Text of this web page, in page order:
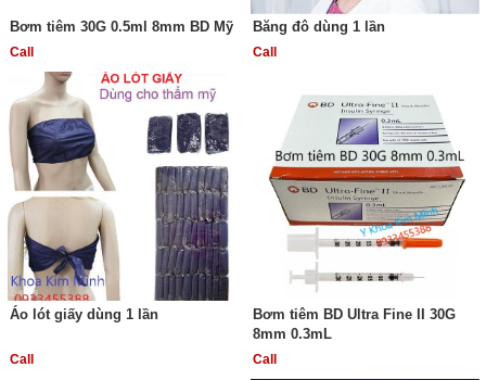
Bơm tiêm 30G 0.5ml 8mm BD Mỹ
Call
Băng đô dùng 1 lần
Call
Áo lót giấy dùng 1 lần
Call
Bơm tiêm BD Ultra Fine II 30G
8mm 0.3mL
Call